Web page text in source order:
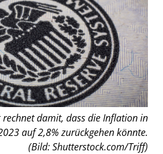
rechnet damit, dass die Inflation in
auf 2,8% zurückgehen könnte.
(Bild: Shutterstock.com/Triff)